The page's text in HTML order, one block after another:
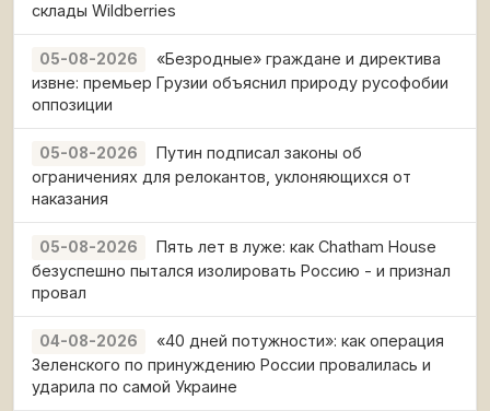
склады Wildberries
05-08-2026
«Безродные» граждане и директива
извне: премьер Грузии объяснил природу русофобии
оппозиции
05-08-2026
Путин подписал законы об
ограничениях для релокантов, уклоняющихся от
наказания
05-08-2026
Пять лет в луже: как Chatham House
безуспешно пытался изолировать Россию - и признал
провал
04-08-2026
«40 дней потужности»: как операция
Зеленского по принуждению России провалилась и
ударила по самой Украине